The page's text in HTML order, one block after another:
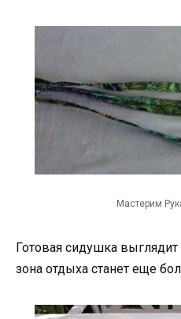
Мастерим
Готовая сидушка
зона отдыха станет еще